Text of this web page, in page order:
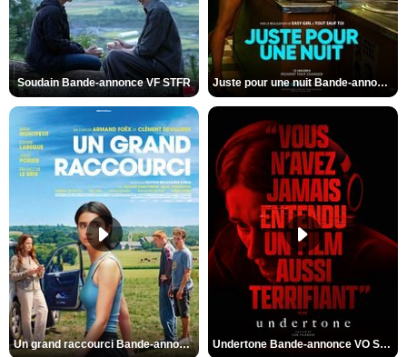
Soudain Bande-annonce VF STFR Juste pour une nuit Bande-annonce VO STFR
Un grand raccourci Bande-annonce VF Undertone Bande-annonce VO STFR